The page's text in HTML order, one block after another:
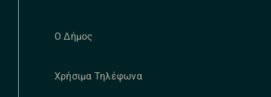
Ο Δήμος
Χρήσιμα Τηλέφωνα